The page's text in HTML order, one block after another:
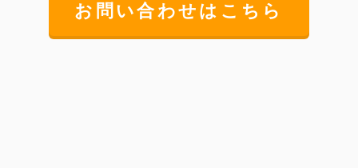
お問い合わせはこちら